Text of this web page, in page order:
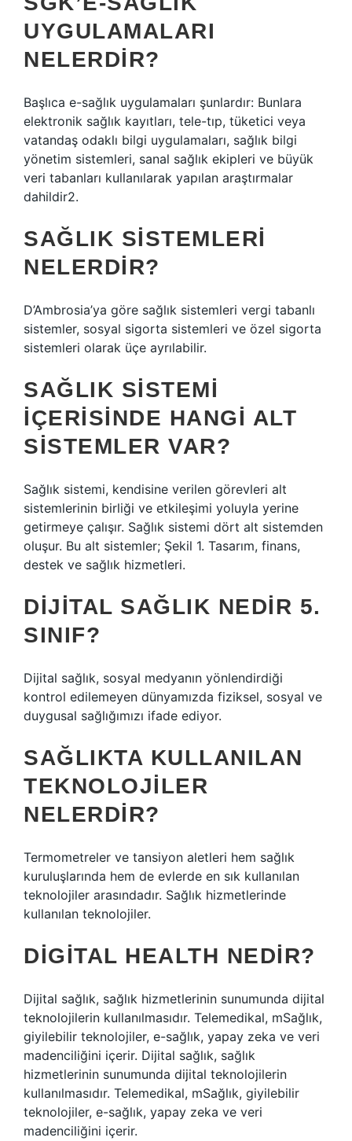
UYGULAMALARI
NELERDIR?
Başlıca e-sağlık uygulamaları şunlardır: Bunlara
elektronik sağlık kayıtları, tele-tıp, tüketici veya
vatandaş odaklı bilgi uygulamaları, sağlık bilgi
yönetim sistemleri, sanal sağlık ekipleri ve büyük
veri tabanları kullanılarak yapılan araştırmalar
dahildir2.
SAĞLIK SISTEMLERI
NELERDIR?
D’Ambrosia’ya göre sağlık sistemleri vergi tabanlı
sistemler, sosyal sigorta sistemleri ve özel sigorta
sistemleri olarak üçe ayrılabilir.
SAĞLIK SISTEMI
IÇERISINDE HANGI ALT
SISTEMLER VAR?
Sağlık sistemi, kendisine verilen görevleri alt
sistemlerinin birliği ve etkileşimi yoluyla yerine
getirmeye çalışır. Sağlık sistemi dört alt sistemden
oluşur. Bu alt sistemler; Şekil 1. Tasarım, finans,
destek ve sağlık hizmetleri.
DIJITAL SAĞLIK NEDIR 5.
SINIF?
Dijital sağlık, sosyal medyanın yönlendirdiği
kontrol edilemeyen dünyamızda fiziksel, sosyal ve
duygusal sağlığımızı ifade ediyor.
SAĞLIKTA KULLANILAN
TEKNOLOJILER
NELERDIR?
Termometreler ve tansiyon aletleri hem sağlık
kuruluşlarında hem de evlerde en sık kullanılan
teknolojiler arasındadır. Sağlık hizmetlerinde
kullanılan teknolojiler.
DIGITAL HEALTH NEDIR?
Dijital sağlık, sağlık hizmetlerinin sunumunda dijital
teknolojilerin kullanılmasıdır. Telemedikal, mSağlık,
giyilebilir teknolojiler, e-sağlık, yapay zeka ve veri
madenciliğini içerir. Dijital sağlık, sağlık
hizmetlerinin sunumunda dijital teknolojilerin
kullanılmasıdır. Telemedikal, mSağlık, giyilebilir
teknolojiler, e-sağlık, yapay zeka ve veri
madenciliğini içerir.